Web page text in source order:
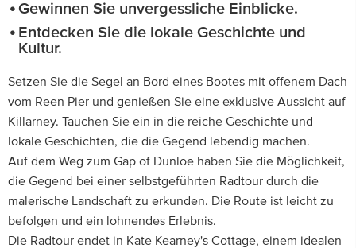
Gewinnen Sie unvergessliche Einblicke.
Entdecken Sie die lokale Geschichte und
Kultur.
Setzen Sie die Segel an Bord eines Bootes mit offenem Dach
vom Reen Pier und genießen Sie eine exklusive Aussicht auf
Killarney. Tauchen Sie ein in die reiche Geschichte und
lokale Geschichten, die die Gegend lebendig machen.
Auf dem Weg zum Gap of Dunloe haben Sie die Möglichkeit,
die Gegend bei einer selbstgeführten Radtour durch die
malerische Landschaft zu erkunden. Die Route ist leicht zu
befolgen und ein lohnendes Erlebnis.
Die Radtour endet in Kate Kearney's Cottage, einem idealen